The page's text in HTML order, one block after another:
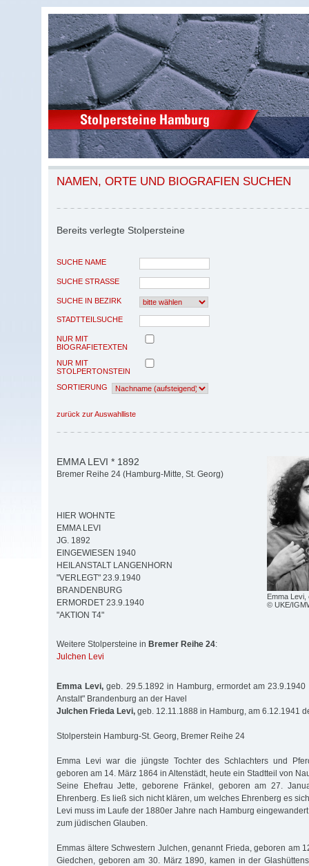
NAMEN, ORTE UND BIOGRAFIEN SUCHEN
Bereits verlegte Stolpersteine
SUCHE NAME
SUCHE STRASSE
SUCHE IN BEZIRK
STADTTEILSUCHE
NUR MIT
BIOGRAFIETEXTEN
NUR MIT
STOLPERTONSTEIN
SORTIERUNG
zurück zur Auswahlliste
Emma Levi,
© UKE/
EMMA LEVI * 1892
Bremer Reihe 24 (Hamburg-Mitte, St. Georg)
HIER WOHNTE
EMMA LEVI
JG. 1892
EINGEWIESEN 1940
HEILANSTALT LANGENHORN
"VERLEGT" 23.9.1940
BRANDENBURG
ERMORDET 23.9.1940
"AKTION T4"
Weitere Stolpersteine in Bremer Reihe 24:
Julchen Levi
Emma Levi, geb. 29.5.1892 in Hamburg, ermordet am
Anstalt" Brandenburg an der Havel
Julchen Frieda Levi, geb. 12.11.1888 in Hamburg, am 6.12.1941
Stolperstein Hamburg-St. Georg, Bremer Reihe 24
Emma Levi war die jüngste Tochter des Schlachters und
geboren am 14. März 1864 in Altenstädt, heute ein Stadtteil von
Seine Ehefrau Jette, geborene Fränkel, geboren am 27.
Ehrenberg. Es ließ sich nicht klären, um welches Ehrenberg es
Levi muss im Laufe der 1880er Jahre nach Hamburg
zum jüdischen Glauben.
Emmas ältere Schwestern Julchen, genannt Frieda, geboren am
Giedchen, geboren am 30. März 1890, kamen in der